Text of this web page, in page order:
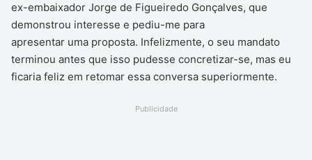
ex-embaixador Jorge de Figueiredo Gonçalves, que
demonstrou interesse e pediu-me para
apresentar uma proposta. Infelizmente, o seu mandato
terminou antes que isso pudesse concretizar-se, mas eu
ficaria feliz em retomar essa conversa superiormente.
Publicidade